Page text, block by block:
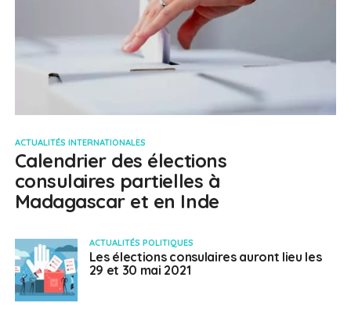
ACTUALITÉS INTERNATIONALES
Calendrier des élections
consulaires partielles à
Madagascar et en Inde
ACTUALITÉS POLITIQUES
Les élections consulaires auront lieu les
29 et 30 mai 2021